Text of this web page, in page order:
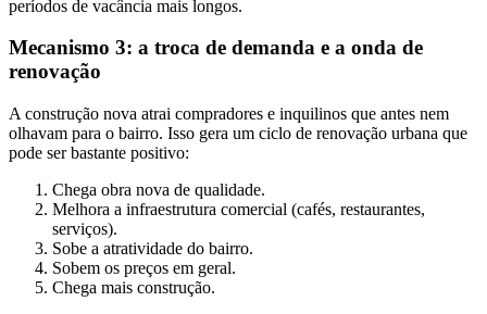
períodos de vacância mais longos.
Mecanismo 3: a troca de demanda e a onda de
renovação
A construção nova atrai compradores e inquilinos que antes nem
olhavam para o bairro. Isso gera um ciclo de renovação urbana que
pode ser bastante positivo:
Chega obra nova de qualidade.
Melhora a infraestrutura comercial (cafés, restaurantes,
serviços).
Sobe a atratividade do bairro.
Sobem os preços em geral.
Chega mais construção.